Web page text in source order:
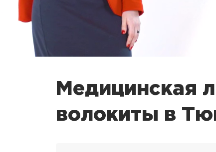
Медицинская
волокиты в